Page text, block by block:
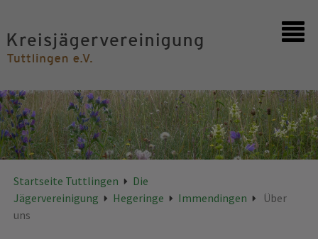
Kontakt
Startseite Tuttlingen
Die
Jägervereinigung
Hegeringe Immendingen
Über
uns